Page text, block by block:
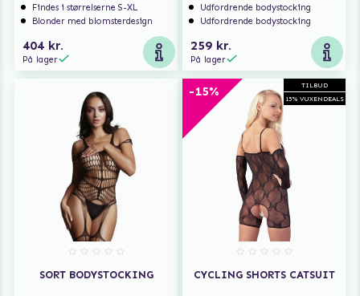
Findes i størrelserne S-XL
Blonder med blomsterdesign
404 kr.
På lager
Udfordrende bodystocking
Udfordrende bodystocking
259 kr.
På lager
SORT BODYSTOCKING
TILBUD
15% VUXENDEALS
-15%
CYCLING SHORTS CATSUIT